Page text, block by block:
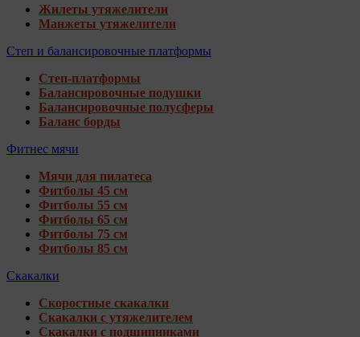
Жилеты утяжелители
Манжеты утяжелители
Степ и балансировочные платформы
Степ-платформы
Балансировочные подушки
Балансировочные полусферы
Баланс борды
Фитнес мячи
Мячи для пилатеса
Фитболы 45 см
Фитболы 55 см
Фитболы 65 см
Фитболы 75 см
Фитболы 85 см
Скакалки
Скоростные скакалки
Скакалки с утяжелителем
Скакалки с подшипниками